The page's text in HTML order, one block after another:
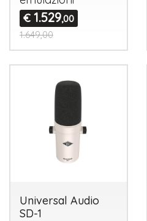
€ 1.529,00
1.649,00
Universal Audio
SD-1